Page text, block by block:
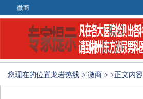
微商
您现在的位置龙岩热线 > 微商 > >正文内容